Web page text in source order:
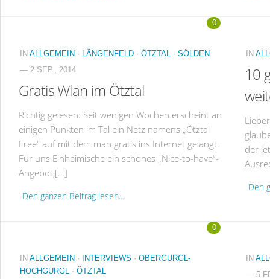
0
IN ALLGEMEIN · LÄNGENFELD · ÖTZTAL · SÖLDEN
— 2 SEP., 2014
Gratis Wlan im Ötztal
Richtig gelesen: Seit wenigen Wochen erscheint an
einigen Punkten im Tal ein Netz namens „Ötztal
Free“ auf mit dem man gratis ins Internet gelangt.
Für uns Einheimische ein schönes „Nice-to-have“-
Angebot,[…]
Den ganzen Beitrag lesen...
IN
10
der
Den
0
IN ALLGEMEIN · INTERVIEWS · OBERGURGL-
HOCHGURGL · ÖTZTAL
IN
— 5